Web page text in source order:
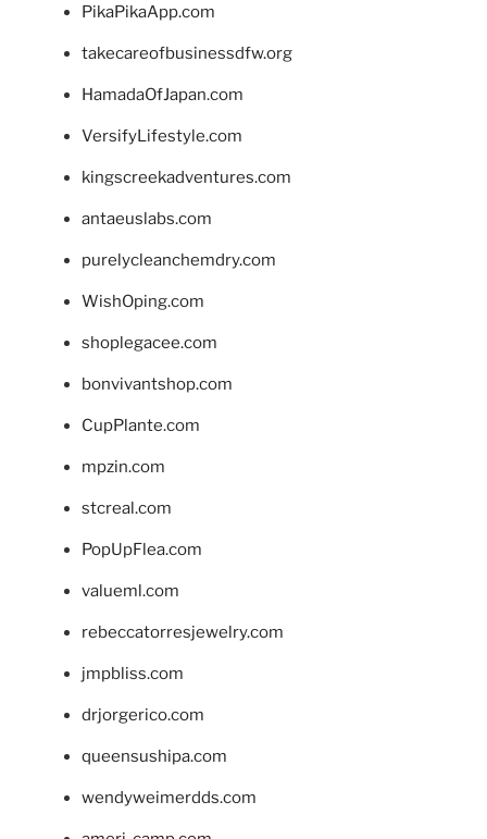
PikaPikaApp.com
takecareofbusinessdfw.org
HamadaOfJapan.com
VersifyLifestyle.com
kingscreekadventures.com
antaeuslabs.com
purelycleanchemdry.com
WishOping.com
shoplegacee.com
bonvivantshop.com
CupPlante.com
mpzin.com
stcreal.com
PopUpFlea.com
valueml.com
rebeccatorresjewelry.com
jmpbliss.com
drjorgerico.com
queensushipa.com
wendyweimerdds.com